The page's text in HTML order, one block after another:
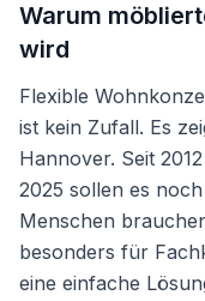
Warum
wird
Flexible
ist kein Zufall. Es
Hannover. Seit
2025 sollen es noch
Menschen
besonders für
eine einfache